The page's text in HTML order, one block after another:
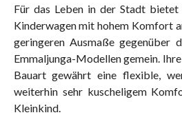
Für das Leben in der Stadt bietet
Kinderwagen mit hohem Komfort
geringeren Ausmaße gegenüber
Emmaljunga-Modellen gemein.
Bauart gewährt eine flexible,
weiterhin sehr kuscheligem
Kleinkind.